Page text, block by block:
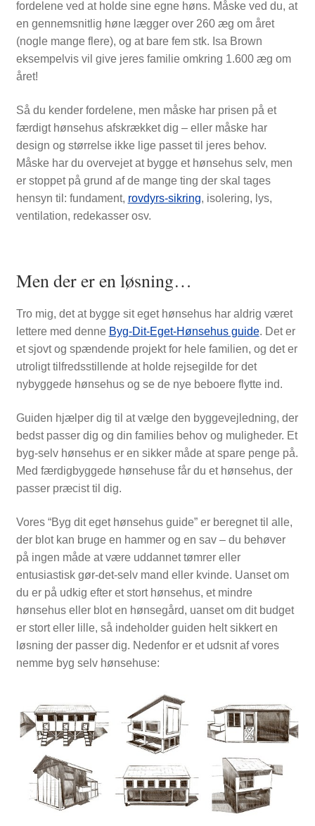
fordelene ved at holde sine egne høns. Måske ved du, at
en gennemsnitlig høne lægger over 260 æg om året
(nogle mange flere), og at bare fem stk. Isa Brown
eksempelvis vil give jeres familie omkring 1.600 æg om
året!
Så du kender fordelene, men måske har prisen på et
færdigt hønsehus afskrækket dig – eller måske har
design og størrelse ikke lige passet til jeres behov.
Måske har du overvejet at bygge et hønsehus selv, men
er stoppet på grund af de mange ting der skal tages
hensyn til: fundament, rovdyrs-sikring, isolering, lys,
ventilation, redekasser osv.
Men der er en løsning…
Tro mig, det at bygge sit eget hønsehus har aldrig været
lettere med denne Byg-Dit-Eget-Hønsehus guide. Det er
et sjovt og spændende projekt for hele familien, og det er
utroligt tilfredsstillende at holde rejsegilde for det
nybyggede hønsehus og se de nye beboere flytte ind.
Guiden hjælper dig til at vælge den byggevejledning, der
bedst passer dig og din families behov og muligheder. Et
byg-selv hønsehus er en sikker måde at spare penge på.
Med færdigbyggede hønsehuse får du et hønsehus, der
passer præcist til dig.
Vores “Byg dit eget hønsehus guide” er beregnet til alle,
der blot kan bruge en hammer og en sav – du behøver
på ingen måde at være uddannet tømrer eller
entusiastisk gør-det-selv mand eller kvinde. Uanset om
du er på udkig efter et stort hønsehus, et mindre
hønsehus eller blot en hønsegård, uanset om dit budget
er stort eller lille, så indeholder guiden helt sikkert en
løsning der passer dig. Nedenfor er et udsnit af vores
nemme byg selv hønsehuse: